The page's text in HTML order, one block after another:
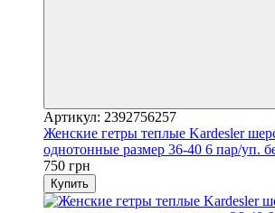
Артикул: 2392756257
Женские гетры теплые Kardesler
однотонные размер 36-40 6 пар/уп.
750 грн
Купить